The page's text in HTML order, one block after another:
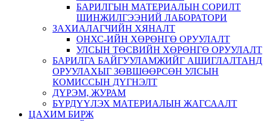
БАРИЛГЫН МАТЕРИАЛЫН СОРИЛТ
ШИНЖИЛГЭЭНИЙ ЛАБОРАТОРИ
ЗАХИАЛАГЧИЙН ХЯНАЛТ
ОНХС-ИЙН ХӨРӨНГӨ ОРУУЛАЛТ
УЛСЫН ТӨСВИЙН ХӨРӨНГӨ ОРУУЛАЛТ
БАРИЛГА БАЙГУУЛАМЖИЙГ АШИГЛАЛТАНД
ОРУУЛАХЫГ ЗӨВШӨӨРСӨН УЛСЫН
КОМИССЫН ДҮГНЭЛТ
ДҮРЭМ, ЖУРАМ
БҮРДҮҮЛЭХ МАТЕРИАЛЫН ЖАГСААЛТ
ЦАХИМ БИРЖ